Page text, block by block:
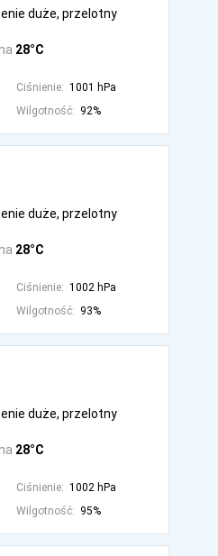
28°C
duże, przelotny
Ciśnienie: 1001 hPa
Wilgotność: 92%
28°C
duże, przelotny
Ciśnienie: 1002 hPa
Wilgotność: 93%
28°C
duże, przelotny
Ciśnienie: 1002 hPa
Wilgotność: 95%